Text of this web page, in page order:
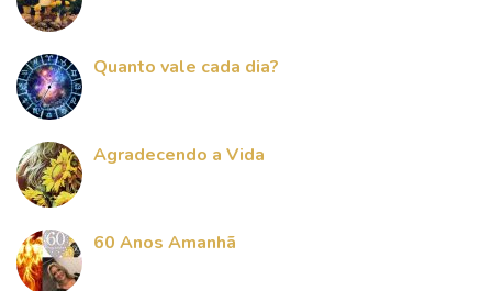
Quanto vale cada dia?
Agradecendo a Vida
60 Anos Amanhã